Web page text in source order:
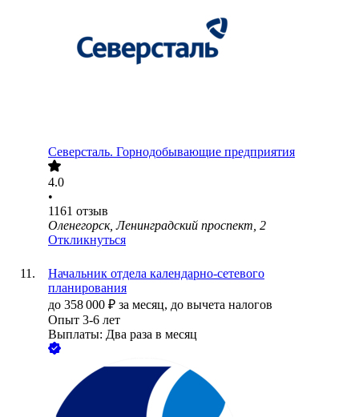
Северсталь. Горнодобывающие предприятия
4.0
•
1161 отзыв
Оленегорск, Ленинградский проспект, 2
Откликнуться
Начальник отдела календарно-сетевого
планирования
до 358 000 ₽ за месяц, до вычета налогов
Опыт 3-6 лет
Выплаты: Два раза в месяц